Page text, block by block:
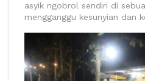
asyik ngobrol sendiri di
mengganggu kesunyian dan